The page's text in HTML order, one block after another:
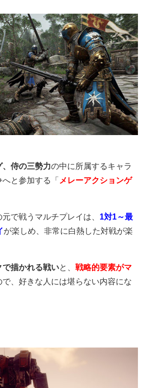
侍の三勢力の中に所属するキャラ
と参加する「 メレーアクションゲ
で戦うマルチプレイは、 1対1～最
が楽しめ、非常に白熱した対戦が楽
で描かれる戦いと、 戦略的要素がマ
で、好きな人には堪らない内容にな